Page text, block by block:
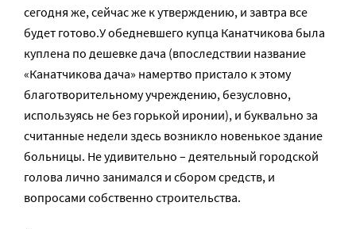
сегодня же, сейчас же к утверждению, и завтра все
будет готово.У обедневшего купца Канатчикова была
куплена по дешевке дача (впоследствии название
«Канатчикова дача» намертво пристало к этому
благотворительному учреждению, безусловно,
используясь не без горькой иронии), и буквально за
считанные недели здесь возникло новенькое здание
больницы. Не удивительно – деятельный городской
голова лично занимался и сбором средств, и
вопросами собственно строительства.